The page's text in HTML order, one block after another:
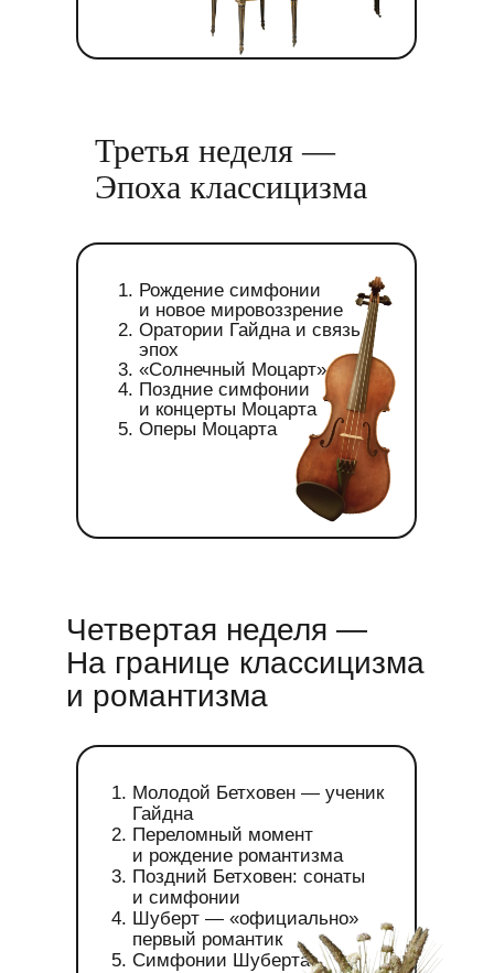
Третья неделя —
Эпоха классицизма
Рождение симфонии
и новое мировоззрение
Оратории Гайдна и связь
эпох
«Солнечный Моцарт»
Поздние симфонии
и концерты Моцарта
Оперы Моцарта
Четвертая неделя —
На границе классицизма
и романтизма
Молодой Бетховен — ученик
Гайдна
Переломный момент
и рождение романтизма
Поздний Бетховен: сонаты
и симфонии
Шуберт — «официально»
первый романтик
Симфонии Шуберта